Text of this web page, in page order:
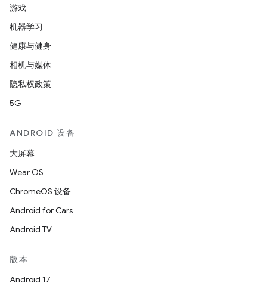
游戏
机器学习
健康与健身
相机与媒体
隐私权政策
5G
ANDROID 设备
大屏幕
Wear OS
ChromeOS 设备
Android for Cars
Android TV
版本
Android 17